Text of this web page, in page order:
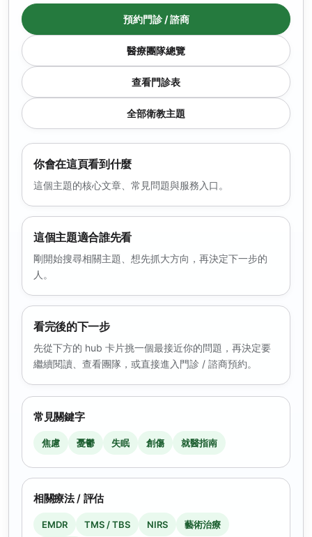
預約門診 / 諮商
醫療團隊總覽
查看門診表
全部衛教主題
你會在這頁看到什麼
這個主題的核心文章、常見問題與服務入口。
這個主題適合誰先看
剛開始搜尋相關主題、想先抓大方向，再決定下一步的
人。
看完後的下一步
先從下方的 hub 卡片挑一個最接近你的問題，再決定要
繼續閱讀、查看團隊，或直接進入門診 / 諮商預約。
常見關鍵字
焦慮 憂鬱 失眠 創傷 就醫指南
相關療法 / 評估
EMDR TMS / TBS NIRS 藝術治療